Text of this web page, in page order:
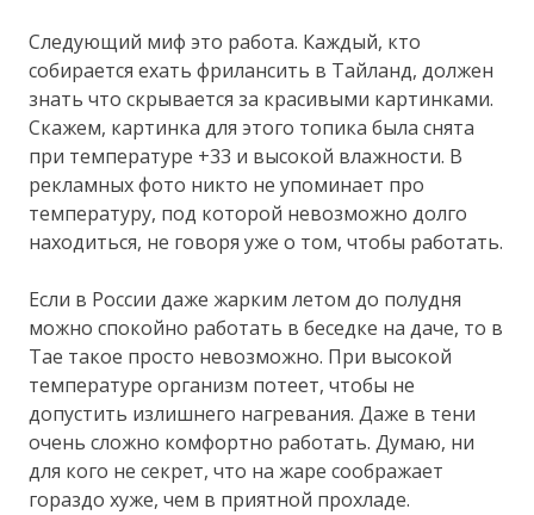
Следующий миф это работа. Каждый, кто
собирается ехать фрилансить в Тайланд, должен
знать что скрывается за красивыми картинками.
Скажем, картинка для этого топика была снята
при температуре +33 и высокой влажности. В
рекламных фото никто не упоминает про
температуру, под которой невозможно долго
находиться, не говоря уже о том, чтобы работать.
Если в России даже жарким летом до полудня
можно спокойно работать в беседке на даче, то в
Тае такое просто невозможно. При высокой
температуре организм потеет, чтобы не
допустить излишнего нагревания. Даже в тени
очень сложно комфортно работать. Думаю, ни
для кого не секрет, что на жаре соображает
гораздо хуже, чем в приятной прохладе.